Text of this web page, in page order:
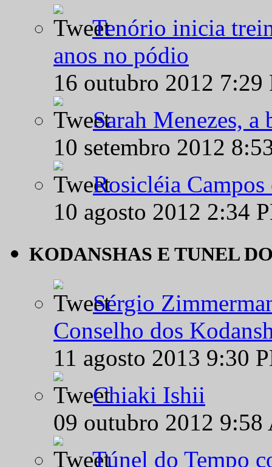
Tenório inicia
anos no pódio
16 outubro 2012
Sarah Menezes,
10 setembro 2012
Rosicléia
10 agosto 2012 2:34
KODANSHAS E TUNEL
Sérgio
Conselho dos
11 agosto 2013 9:30
Chiaki Ishii
09 outubro 2012
Túnel do Tempo